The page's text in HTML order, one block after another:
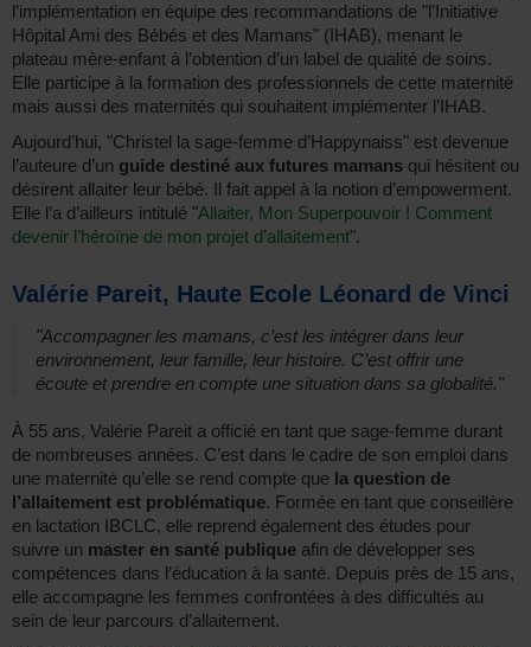
l’implémentation en équipe des recommandations de "l’Initiative
Hôpital Ami des Bébés et des Mamans" (IHAB), menant le
plateau mère-enfant à l’obtention d’un label de qualité de soins.
Elle participe à la formation des professionnels de cette maternité
mais aussi des maternités qui souhaitent implémenter l’IHAB.
Aujourd’hui, "Christel la sage-femme d’Happynaiss" est devenue
l’auteure d’un guide destiné aux futures mamans qui hésitent ou
désirent allaiter leur bébé. Il fait appel à la notion d’empowerment.
Elle l’a d’ailleurs intitulé "Allaiter, Mon Superpouvoir ! Comment
devenir l’héroïne de mon projet d’allaitement".
Valérie Pareit, Haute Ecole Léonard de Vinci
"Accompagner les mamans, c’est les intégrer dans leur
environnement, leur famille, leur histoire. C’est offrir une
écoute et prendre en compte une situation dans sa globalité."
À 55 ans, Valérie Pareit a officié en tant que sage-femme durant
de nombreuses années. C’est dans le cadre de son emploi dans
une maternité qu’elle se rend compte que la question de
l’allaitement est problématique. Formée en tant que conseillère
en lactation IBCLC, elle reprend également des études pour
suivre un master en santé publique afin de développer ses
compétences dans l’éducation à la santé. Depuis près de 15 ans,
elle accompagne les femmes confrontées à des difficultés au
sein de leur parcours d’allaitement.